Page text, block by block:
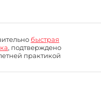
быстрая
, подтверждено
практикой